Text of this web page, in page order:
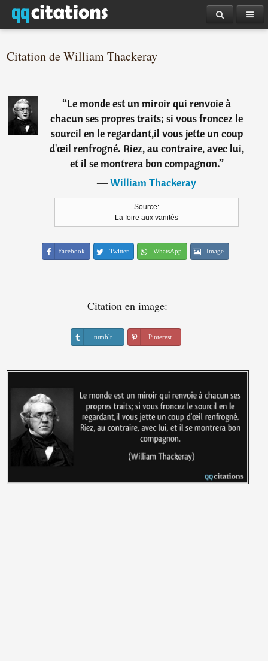
Citation de William Thackeray
“Le monde est un miroir qui renvoie à
chacun ses propres traits; si vous froncez le
sourcil en le regardant,il vous jette un coup
d'œil renfrogné. Riez, au contraire, avec lui,
et il se montrera bon compagnon.”
―William Thackeray
Source:
La foire aux vanités
Facebook Twitter WhatsApp Image
Citation en image:
tumblr Pinterest